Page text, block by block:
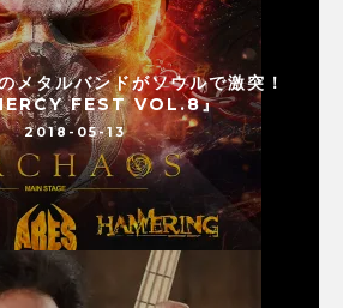
タルバンドがソウルで激突！
FEST VOL.8』
2018-05-13